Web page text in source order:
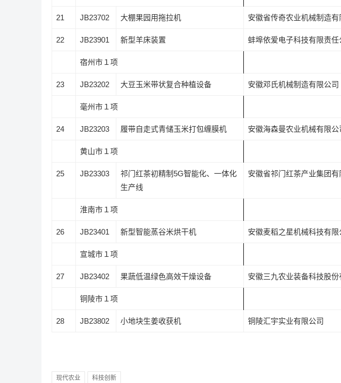
21 JB23702 大棚果园用拖拉机 安徽省传奇农业机械制造有
22 JB23901 新型羊床装置 蚌埠依爱电子科技有限责任
宿州市１项
23 JB23202 大豆玉米带状复合种植设备 安徽邓氏机械制造有限公司
毫州市１项
24 JB23203 履带自走式青储玉米打包缠膜机 安徽海森曼农业机械有限公
黄山市１项
25 JB23303 祁门红茶初精制5G智能化、一体化
生产线
安徽省祁门红茶产业集团有
淮南市１项
26 JB23401 新型智能蒸谷米烘干机 安徽麦稻之星机械科技有限
宣城市１项
27 JB23402 果蔬低温绿色高效干燥设备 安徽三九农业装备科技股份
铜陵市１项
28 JB23802 小地块生姜收获机 铜陵汇宇实业有限公司
现代农业 科技创新